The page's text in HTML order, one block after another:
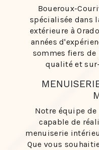
Boueroux-
spécialisée dans
extérieure à
années
sommes fiers de
qualité et
Notre équipe
capable de
menuiserie
Que vous